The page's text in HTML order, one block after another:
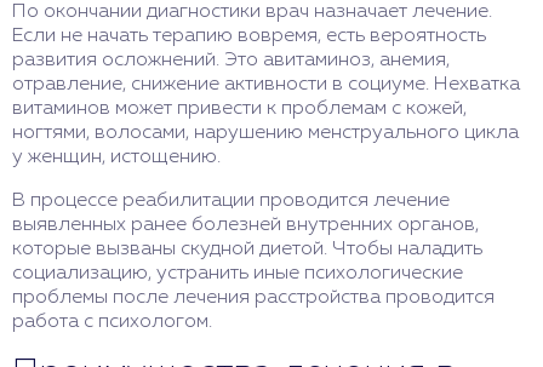
По окончании диагностики врач назначает лечение.
Если не начать терапию вовремя, есть вероятность
развития осложнений. Это авитаминоз, анемия,
отравление, снижение активности в социуме. Нехватка
витаминов может привести к проблемам с кожей,
ногтями, волосами, нарушению менструального цикла
у женщин, истощению.
В процессе реабилитации проводится лечение
выявленных ранее болезней внутренних органов,
которые вызваны скудной диетой. Чтобы наладить
социализацию, устранить иные психологические
проблемы после лечения расстройства проводится
работа с психологом.